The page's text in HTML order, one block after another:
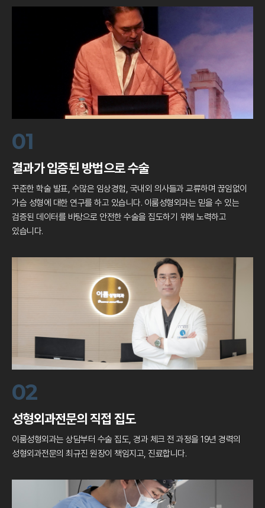
01
결과가 입증된 방법으로 수술
꾸준한 학술 발표, 수많은 임상경험, 국내외 의사들과 교류하며 끊임없이
가슴 성형에 대한 연구를 하고 있습니다. 이룸성형외과는 믿을 수 있는
검증된 데이터를 바탕으로 안전한 수술을 집도하기 위해 노력하고
있습니다.
02
성형외과전문의 직접 집도
이룸성형외과는 상담부터 수술 집도, 경과 체크전 과정을 19년 경력의
성형외과전문의 최규진 원장이 책임지고, 진료합니다.